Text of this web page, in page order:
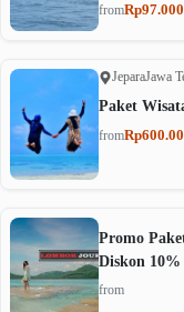
from
JeparaJawa
Paket
from
Promo
Diskon
from